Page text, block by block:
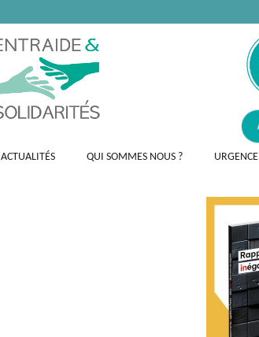
ACTUALITÉS QUI SOMMES NOUS ?